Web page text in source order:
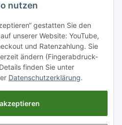
nutzen
gestatten Sie den
unserer Website: YouTube,
und Ratenzahlung. Sie
ändern (Fingerabdruck-
finden Sie unter
Datenschutzerklärung.